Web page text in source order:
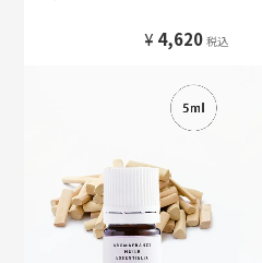
¥ 4,620 税込